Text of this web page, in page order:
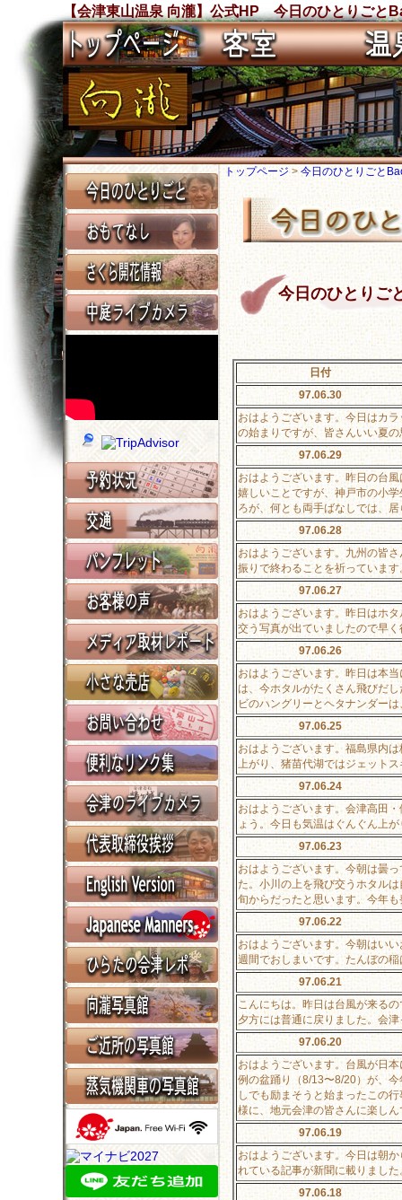
【会津東山温泉 向瀧】公式HP 今日のひとりごと
トップページ> 今日のひとりごと
今日のひとりご
日付
97.06.30
おはようございます。今日はカ
の始まりですが、皆さんいい夏
97.06.29
おはようございます。昨日の台
嬉しいことですが、神戸市の小
ろが、何とも両手ばなしでは、
97.06.28
おはようございます。九州の皆
振りで終わることを祈っていま
97.06.27
おはようございます。昨日はホ
交う写真が出ていましたので早
97.06.26
おはようございます。昨日は本
は、今ホタルがたくさん飛びだ
ビのハングリーとヘタナンダー
97.06.25
おはようございます。福島県内
上がり、猪苗代湖ではジェット
97.06.24
おはようございます。会津高田
ょう。今日も気温はぐんぐん上
97.06.23
おはようございます。今朝は曇
た。小川の上を飛び交うホタル
旬からだったと思います。今年
97.06.22
おはようございます。今朝はい
週間でおしまいです。たんぼの
97.06.21
こんにちは。昨日は台風が来る
夕方には普通に戻りました。会
97.06.20
おはようございます。台風が日
例の盆踊り（8/13〜8/20）が、
しでも励まそうと始まったこの
様に、地元会津の皆さんに楽し
97.06.19
おはようございます。今日は朝
れている記事が新聞に載りまし
97.06.18